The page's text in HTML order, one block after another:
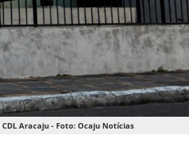
Aracaju - Foto: Ocaju Notícias